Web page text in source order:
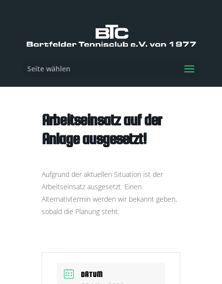
Seite wählen
Arbeitseinsatz auf der
Anlage ausgesetzt!
Aufgrund der aktuellen Situation ist der
Arbeitseinsatz ausgesetzt. Einen
Alternativtermin werden wir bekannt geben,
sobald die Planung steht.
DATUM